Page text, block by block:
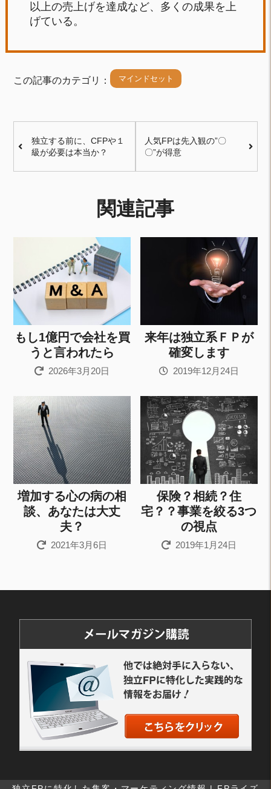
以上の売上げを達成など、多くの成果を上
げている。
この記事のカテゴリ： マインドセット
独立する前に、CFPや１
級が必要は本当か？
人気FPは先入観の”〇
〇”が得意
関連記事
もし1億円で会社を買
うと言われたら
2026年3月20日
来年は独立系ＦＰが
確変します
2019年12月24日
増加する心の病の相
談、あなたは大丈
夫？
2021年3月6日
保険？相続？住
宅？？事業を絞る3つ
の視点
2019年1月24日